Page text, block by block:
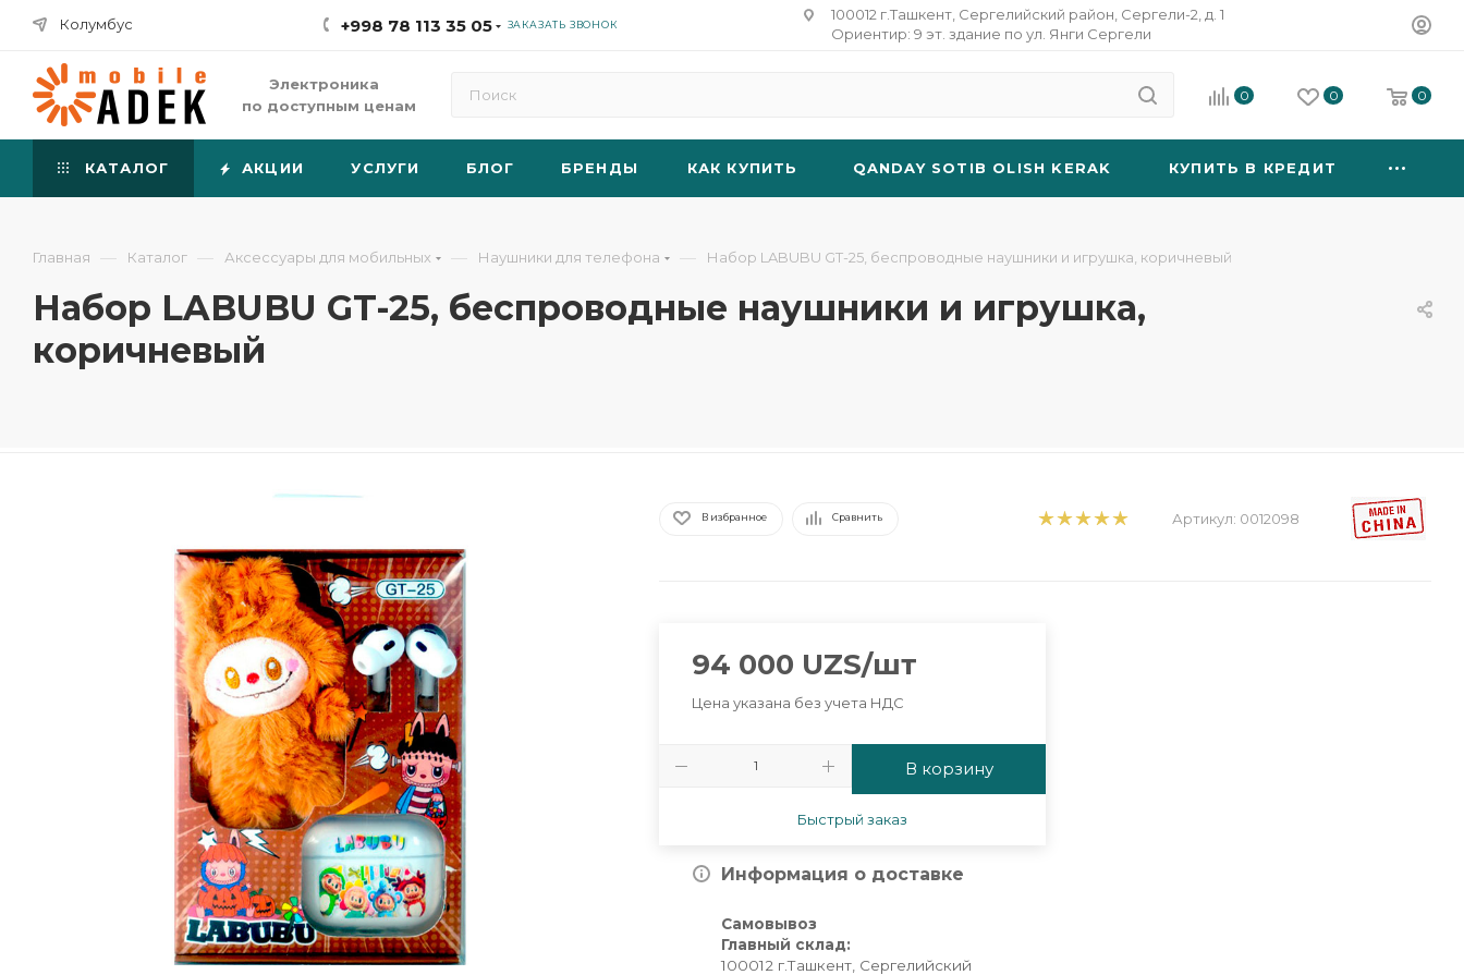
Колумбус +998 78 113 35 05 ЗАКАЗАТЬ ЗВОНОК
100012 г.Ташкент, Сергелийский район, Сергели-2, д. 1
Ориентир: 9 эт. здание по ул. Янги Сергели
Электроника
по доступным ценам
0 0 0
КАТАЛОГ АКЦИИ УСЛУГИ БЛОГ БРЕНДЫ КАК КУПИТЬ QANDAY SOTIB OLISH KERAK КУПИТЬ В КРЕДИТ
Главная — Каталог — Аксессуары для мобильных — Наушники для телефона — Набор LABUBU GT-25, беспроводные наушники и игрушка, коричневый
Набор LABUBU GT-25, беспроводные наушники и игрушка,
коричневый
В избранное Сравнить Артикул: 0012098
94 000 UZS/шт
Цена указана без учета НДС
В корзину
Быстрый заказ
Информация о доставке
Самовывоз
Главный склад:
100012 г.Ташкент, Сергелийский